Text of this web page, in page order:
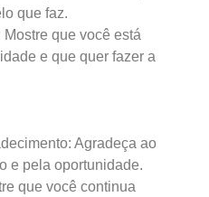
que faz.
Mostre que você está
e que quer fazer a
: Agradeça ao
e pela oportunidade.
que você continua